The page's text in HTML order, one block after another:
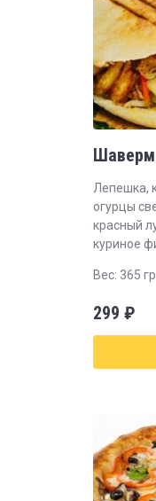
Лепешка,
огурцы
красный
куриное
Вес: 365 гр.
299 ₽